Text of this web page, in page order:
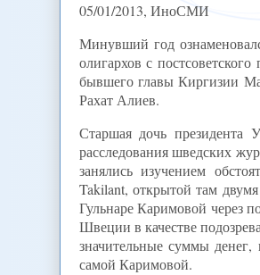
05/01/2013, ИноСМИ
Минувший год
олигархов с
бывшего главы Киргизии
Рахат Алиев.
Старшая дочь президента
расследования шведских
занялись изучением
Takilant, открытой там
Гульнаре Каримовой через
Швеции в качестве
значительные суммы
самой Каримовой.